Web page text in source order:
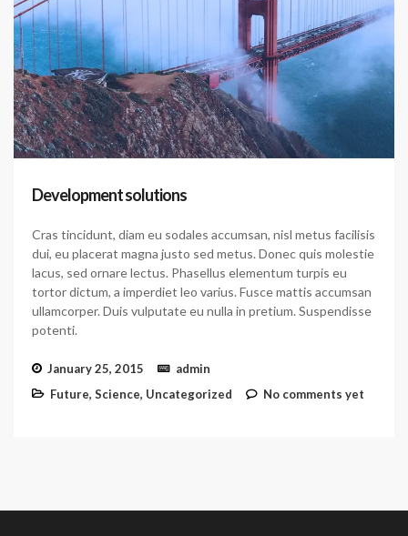
Development solutions
Cras tincidunt, diam eu sodales accumsan, nisl metus facilisis
dui, eu placerat magna justo sed metus. Donec quis molestie
lacus, sed ornare lectus. Phasellus elementum turpis eu
tortor dictum, a imperdiet leo varius. Fusce mattis accumsan
ullamcorper. Duis vulputate eu nulla in pretium. Suspendisse
potenti.
January 25, 2015
admin
Future, Science, Uncategorized No comments yet